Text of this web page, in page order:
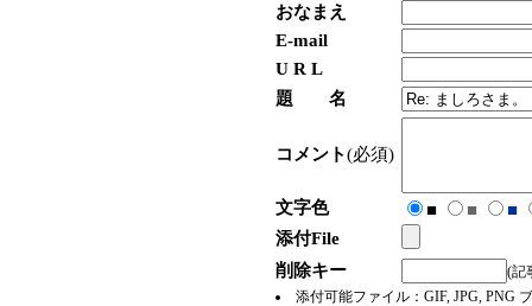
おなまえ
E-mail
U R L
題 名
コメント(必須)
文字色 ■ ■
■
添付File
削除キー
(記
添付可能ファイル：GIF, JPG, PNG